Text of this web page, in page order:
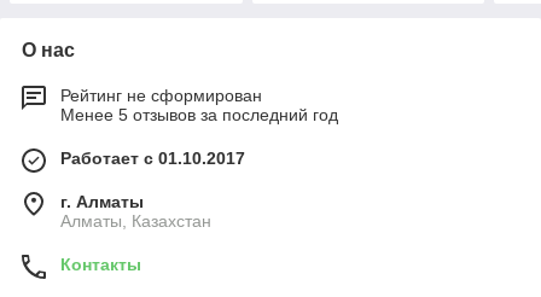
О нас
Рейтинг не сформирован
Менее 5 отзывов за последний год
Работает с 01.10.2017
г. Алматы
Алматы, Казахстан
Контакты